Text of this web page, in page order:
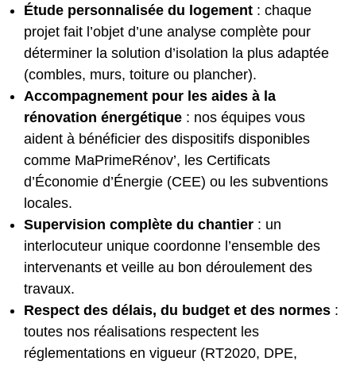
Étude personnalisée du logement : chaque
projet fait l’objet d’une analyse complète pour
déterminer la solution d’isolation la plus adaptée
(combles, murs, toiture ou plancher).
Accompagnement pour les aides à la
rénovation énergétique : nos équipes vous
aident à bénéficier des dispositifs disponibles
comme MaPrimeRénov’, les Certificats
d’Économie d’Énergie (CEE) ou les subventions
locales.
Supervision complète du chantier : un
interlocuteur unique coordonne l’ensemble des
intervenants et veille au bon déroulement des
travaux.
Respect des délais, du budget et des normes :
toutes nos réalisations respectent les
réglementations en vigueur (RT2020, DPE,